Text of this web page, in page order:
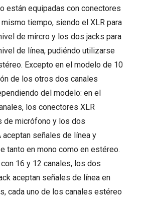
están equipadas con conectores
tiempo, siendo el XLR para
de mircro y los dos jacks para
de línea, pudiéndo utilizarse
Excepto en el modelo de 10
de los otros dos canales
del modelo: en el
los conectores XLR
de micrófono y los dos
aceptan señales de línea y
tanto en mono como en estéreo.
16 y 12 canales, los dos
aceptan señales de línea en
cada uno de los canales estéreo